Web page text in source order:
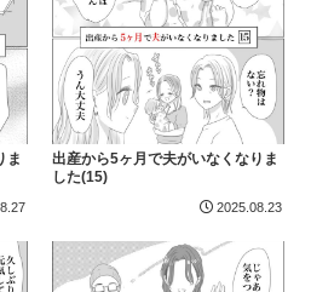
ま
出産から5ヶ月で夫がいなくなりま
した(15)
2025.08.23